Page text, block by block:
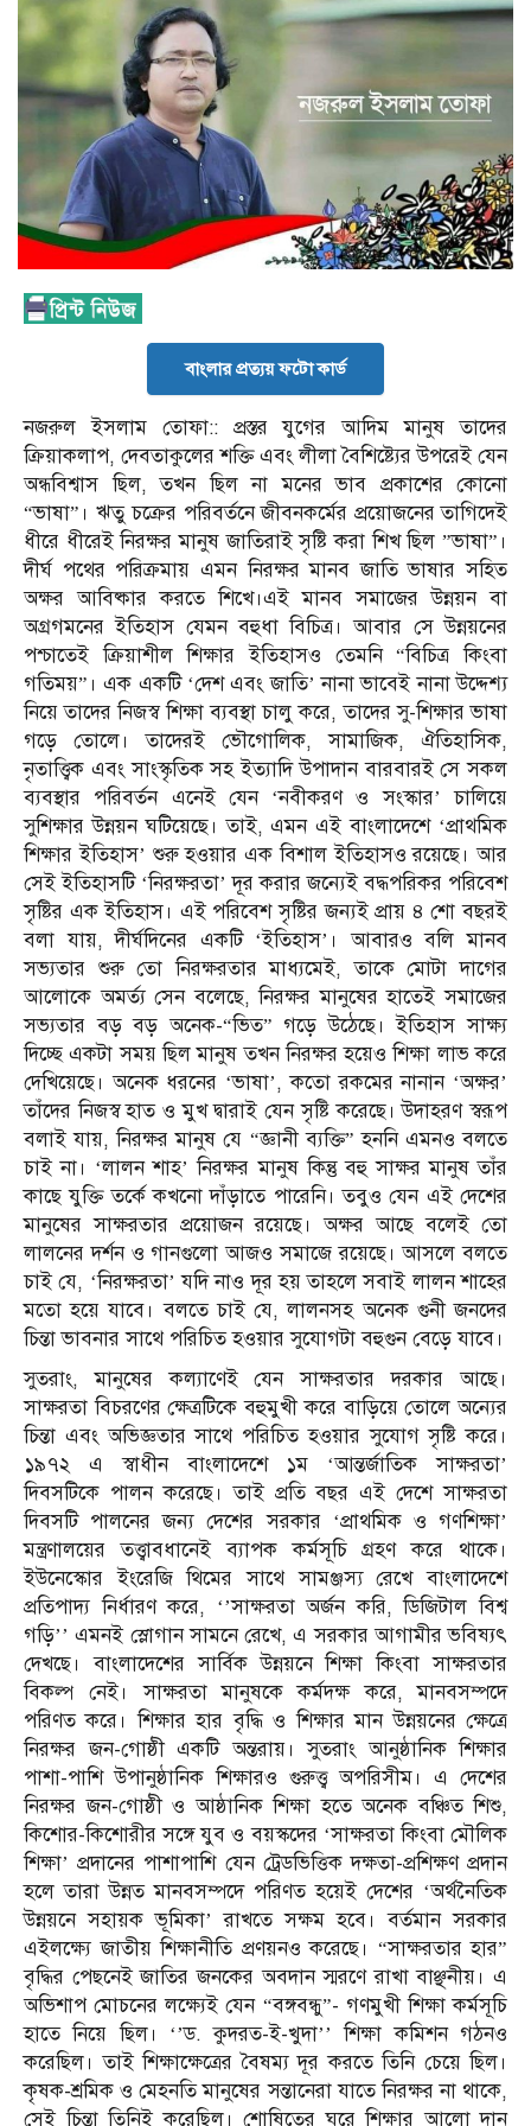
বাংলার প্রত্যয় ফটো কার্ড
নজরুল ইসলাম তোফা:: প্রস্তর যুগের আদিম মানুষ তাদের
ক্রিয়াকলাপ, দেবতাকুলের শক্তি এবং লীলা বৈশিষ্ট্যের উপরেই যেন
অন্ধবিশ্বাস ছিল, তখন ছিল না মনের ভাব প্রকাশের কোনো
“ভাষা”। ঋতু চক্রের পরিবর্তনে জীবনকর্মের প্রয়োজনের তাগিদেই
ধীরে ধীরেই নিরক্ষর মানুষ জাতিরাই সৃষ্টি করা শিখ ছিল ”ভাষা”।
দীর্ঘ পথের পরিক্রমায় এমন নিরক্ষর মানব জাতি ভাষার সহিত
অক্ষর আবিষ্কার করতে শিখে।এই মানব সমাজের উন্নয়ন বা
অগ্রগমনের ইতিহাস যেমন বহুধা বিচিত্র। আবার সে উন্নয়নের
পশ্চাতেই ক্রিয়াশীল শিক্ষার ইতিহাসও তেমনি “বিচিত্র কিংবা
গতিময়”। এক একটি ‘দেশ এবং জাতি’ নানা ভাবেই নানা উদ্দেশ্য
নিয়ে তাদের নিজস্ব শিক্ষা ব্যবস্থা চালু করে, তাদের সু-শিক্ষার ভাষা
গড়ে তোলে। তাদেরই ভৌগোলিক, সামাজিক, ঐতিহাসিক,
নৃতাত্ত্বিক এবং সাংস্কৃতিক সহ ইত্যাদি উপাদান বারবারই সে সকল
ব্যবস্থার পরিবর্তন এনেই যেন ‘নবীকরণ ও সংস্কার’ চালিয়ে
সুশিক্ষার উন্নয়ন ঘটিয়েছে। তাই, এমন এই বাংলাদেশে ‘প্রাথমিক
শিক্ষার ইতিহাস’ শুরু হওয়ার এক বিশাল ইতিহাসও রয়েছে। আর
সেই ইতিহাসটি ‘নিরক্ষরতা’ দূর করার জন্যেই বদ্ধপরিকর পরিবেশ
সৃষ্টির এক ইতিহাস। এই পরিবেশ সৃষ্টির জন্যই প্রায় ৪ শো বছরই
বলা যায়, দীর্ঘদিনের একটি ‘ইতিহাস’। আবারও বলি মানব
সভ্যতার শুরু তো নিরক্ষরতার মাধ্যমেই, তাকে মোটা দাগের
আলোকে অমর্ত্য সেন বলেছে, নিরক্ষর মানুষের হাতেই সমাজের
সভ্যতার বড় বড় অনেক-“ভিত” গড়ে উঠেছে। ইতিহাস সাক্ষ্য
দিচ্ছে একটা সময় ছিল মানুষ তখন নিরক্ষর হয়েও শিক্ষা লাভ করে
দেখিয়েছে। অনেক ধরনের ‘ভাষা’, কতো রকমের নানান ‘অক্ষর’
তাঁদের নিজস্ব হাত ও মুখ দ্বারাই যেন সৃষ্টি করেছে। উদাহরণ স্বরূপ
বলাই যায়, নিরক্ষর মানুষ যে “জ্ঞানী ব্যক্তি” হননি এমনও বলতে
চাই না। ‘লালন শাহ’ নিরক্ষর মানুষ কিন্তু বহু সাক্ষর মানুষ তাঁর
কাছে যুক্তি তর্কে কখনো দাঁড়াতে পারেনি। তবুও যেন এই দেশের
মানুষের সাক্ষরতার প্রয়োজন রয়েছে। অক্ষর আছে বলেই তো
লালনের দর্শন ও গানগুলো আজও সমাজে রয়েছে। আসলে বলতে
চাই যে, ‘নিরক্ষরতা’ যদি নাও দূর হয় তাহলে সবাই লালন শাহের
মতো হয়ে যাবে। বলতে চাই যে, লালনসহ অনেক গুনী জনদের
চিন্তা ভাবনার সাথে পরিচিত হওয়ার সুযোগটা বহুগুন বেড়ে যাবে।
সুতরাং, মানুষের কল্যাণেই যেন সাক্ষরতার দরকার আছে।
সাক্ষরতা বিচরণের ক্ষেত্রটিকে বহুমুখী করে বাড়িয়ে তোলে অন্যের
চিন্তা এবং অভিজ্ঞতার সাথে পরিচিত হওয়ার সুযোগ সৃষ্টি করে।
১৯৭২ এ স্বাধীন বাংলাদেশে ১ম ‘আন্তর্জাতিক সাক্ষরতা’
দিবসটিকে পালন করেছে। তাই প্রতি বছর এই দেশে সাক্ষরতা
দিবসটি পালনের জন্য দেশের সরকার ‘প্রাথমিক ও গণশিক্ষা’
মন্ত্রণালয়ের তত্ত্বাবধানেই ব্যাপক কর্মসূচি গ্রহণ করে থাকে।
ইউনেস্কোর ইংরেজি থিমের সাথে সামঞ্জস্য রেখে বাংলাদেশে
প্রতিপাদ্য নির্ধারণ করে, ‘’সাক্ষরতা অর্জন করি, ডিজিটাল বিশ্ব
গড়ি’’ এমনই স্লোগান সামনে রেখে, এ সরকার আগামীর ভবিষ্যৎ
দেখছে। বাংলাদেশের সার্বিক উন্নয়নে শিক্ষা কিংবা সাক্ষরতার
বিকল্প নেই। সাক্ষরতা মানুষকে কর্মদক্ষ করে, মানবসম্পদে
পরিণত করে। শিক্ষার হার বৃদ্ধি ও শিক্ষার মান উন্নয়নের ক্ষেত্রে
নিরক্ষর জন-গোষ্ঠী একটি অন্তরায়। সুতরাং আনুষ্ঠানিক শিক্ষার
পাশা-পাশি উপানুষ্ঠানিক শিক্ষারও গুরুত্ত্ব অপরিসীম। এ দেশের
নিরক্ষর জন-গোষ্ঠী ও আষ্ঠানিক শিক্ষা হতে অনেক বঞ্চিত শিশু,
কিশোর-কিশোরীর সঙ্গে যুব ও বয়স্কদের ‘সাক্ষরতা কিংবা মৌলিক
শিক্ষা’ প্রদানের পাশাপাশি যেন ট্রেডভিত্তিক দক্ষতা-প্রশিক্ষণ প্রদান
হলে তারা উন্নত মানবসম্পদে পরিণত হয়েই দেশের ‘অর্থনৈতিক
উন্নয়নে সহায়ক ভূমিকা’ রাখতে সক্ষম হবে। বর্তমান সরকার
এইলক্ষ্যে জাতীয় শিক্ষানীতি প্রণয়নও করেছে। “সাক্ষরতার হার”
বৃদ্ধির পেছনেই জাতির জনকের অবদান স্মরণে রাখা বাঞ্ছনীয়। এ
অভিশাপ মোচনের লক্ষ্যেই যেন “বঙ্গবন্ধু”- গণমুখী শিক্ষা কর্মসূচি
হাতে নিয়ে ছিল। ‘’ড. কুদরত-ই-খুদা’’ শিক্ষা কমিশন গঠনও
করেছিল। তাই শিক্ষাক্ষেত্রের বৈষম্য দূর করতে তিনি চেয়ে ছিল।
কৃষক-শ্রমিক ও মেহনতি মানুষের সন্তানেরা যাতে নিরক্ষর না থাকে,
সেই চিন্তা তিনিই করেছিল। শোষিতের ঘরে শিক্ষার আলো দান